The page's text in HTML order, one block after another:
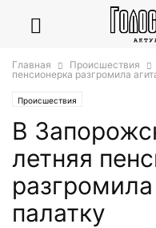
Главная Происшествия
пенсионерка разгромила
Происшествия
В
летняя
палатку